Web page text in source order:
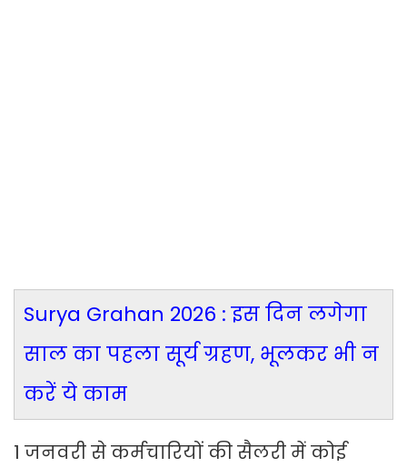
Surya Grahan 2026 : इस दिन लगेगा
साल का पहला सूर्य ग्रहण, भूलकर भी न
करें ये काम
1 जनवरी से कर्मचारियों की सैलरी में कोई